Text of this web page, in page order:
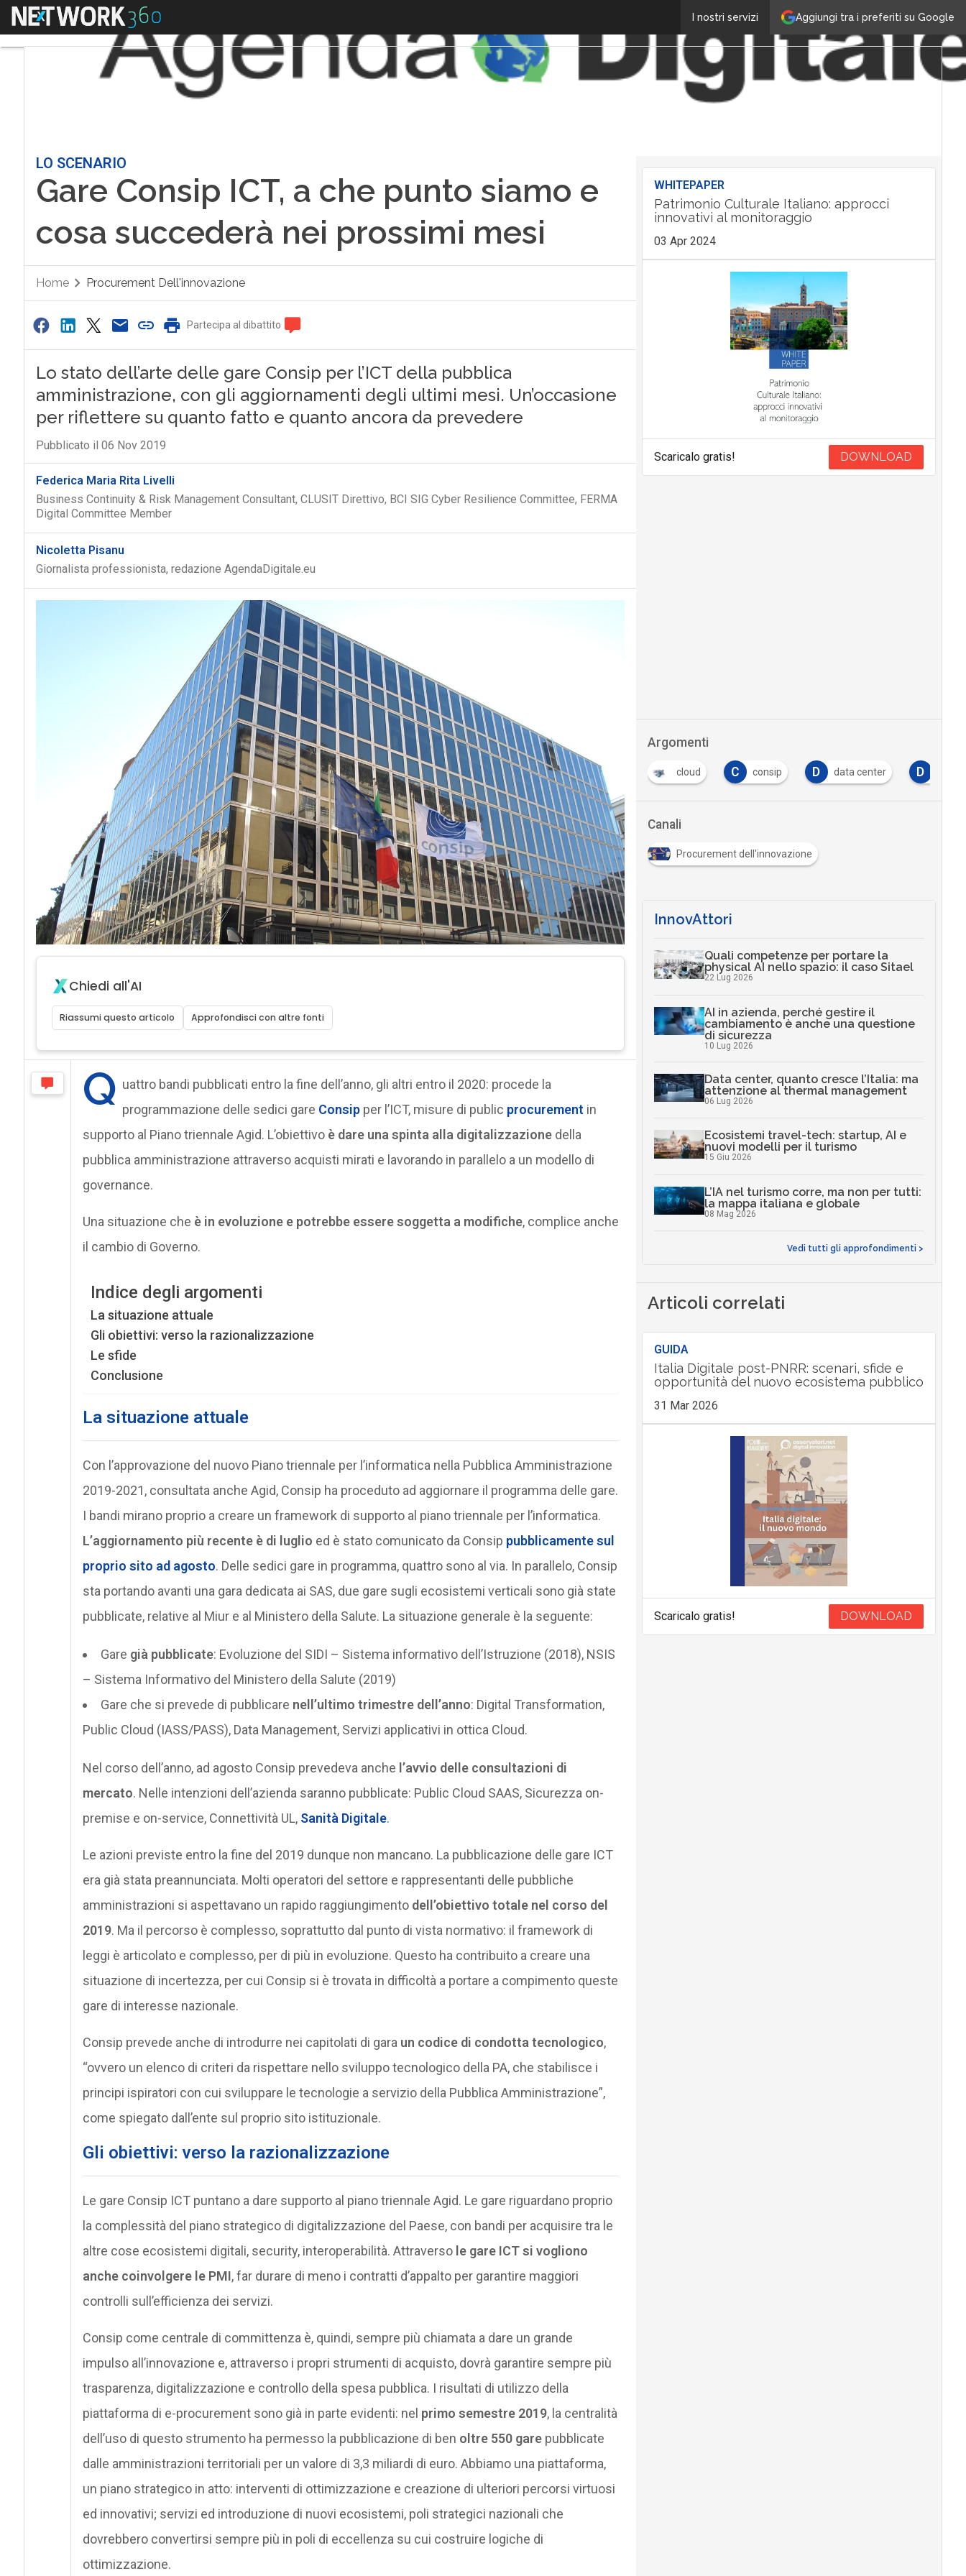
Aggiungi tra i preferiti su Google
I nostri servizi
Menu
LO SCENARIO
Gare Consip ICT, a che punto siamo e
cosa succederà nei prossimi mesi
Home Procurement Dell'innovazione
Partecipa al dibattito
Lo stato dell’arte delle gare Consip per l’ICT della pubblica
amministrazione, con gli aggiornamenti degli ultimi mesi. Un’occasione
per riflettere su quanto fatto e quanto ancora da prevedere
Pubblicato il 06 Nov 2019
Federica Maria Rita Livelli
Business Continuity & Risk Management Consultant, CLUSIT Direttivo, BCI SIG Cyber Resilience Committee, FERMA
Digital Committee Member
Nicoletta Pisanu
Giornalista professionista, redazione AgendaDigitale.eu
Chiedi all'AI
Riassumi questo articolo Approfondisci con altre fonti
Q uattro bandi pubblicati entro la fine dell’anno, gli altri entro il 2020: procede la
programmazione delle sedici gare Consipper l’ICT, misure di public procurement in
supporto al Piano triennale Agid. L’obiettivo è dare una spinta alla digitalizzazionedella
pubblica amministrazione attraverso acquisti mirati e lavorando in parallelo a un modello di
governance.
Una situazione che è in evoluzione e potrebbe essere soggetta a modifiche, complice anche
il cambio di Governo.
Indice degli argomenti
La situazione attuale
Gli obiettivi: verso la razionalizzazione
Le sfide
Conclusione
La situazione attuale
Con l’approvazione del nuovo Piano triennale per l’informatica nella Pubblica Amministrazione
2019-2021, consultata anche Agid, Consip ha proceduto ad aggiornare il programma delle gare.
I bandi mirano proprio a creare un framework di supporto al piano triennale per l’informatica.
L’aggiornamento più recente è di luglio ed è stato comunicato da Consip pubblicamente sul
proprio sito ad agosto. Delle sedici gare in programma, quattro sono al via. In parallelo, Consip
sta portando avanti una gara dedicata ai SAS, due gare sugli ecosistemi verticali sono già state
pubblicate, relative al Miur e al Ministero della Salute. La situazione generale è la seguente:
Gare già pubblicate: Evoluzione del SIDI – Sistema informativo dell’Istruzione (2018), NSIS
– Sistema Informativo del Ministero della Salute (2019)
Gare che si prevede di pubblicare nell’ultimo trimestre dell’anno: Digital Transformation,
Public Cloud (IASS/PASS), Data Management, Servizi applicativi in ottica Cloud.
Nel corso dell’anno, ad agosto Consip prevedeva anche l’avvio delle consultazioni di
mercato. Nelle intenzioni dell’azienda saranno pubblicate: Public Cloud SAAS, Sicurezza on-
premise e on-service, Connettività UL, Sanità Digitale.
Le azioni previste entro la fine del 2019 dunque non mancano. La pubblicazione delle gare ICT
era già stata preannunciata. Molti operatori del settore e rappresentanti delle pubbliche
amministrazioni si aspettavano un rapido raggiungimento dell’obiettivo totale nel corso del
2019. Ma il percorso è complesso, soprattutto dal punto di vista normativo: il framework di
leggi è articolato e complesso, per di più in evoluzione. Questo ha contribuito a creare una
situazione di incertezza, per cui Consip si è trovata in difficoltà a portare a compimento queste
gare di interesse nazionale.
Consip prevede anche di introdurre nei capitolati di gara un codice di condotta tecnologico,
“ovvero un elenco di criteri da rispettare nello sviluppo tecnologico della PA, che stabilisce i
principi ispiratori con cui sviluppare le tecnologie a servizio della Pubblica Amministrazione”,
come spiegato dall’ente sul proprio sito istituzionale.
Gli obiettivi: verso la razionalizzazione
Le gare Consip ICT puntano a dare supporto al piano triennale Agid. Le gare riguardano proprio
la complessità del piano strategico di digitalizzazione del Paese, con bandi per acquisire tra le
altre cose ecosistemi digitali, security, interoperabilità. Attraverso le gare ICT si vogliono
anche coinvolgere le PMI, far durare di meno i contratti d’appalto per garantire maggiori
controlli sull’efficienza dei servizi.
Consip come centrale di committenza è, quindi, sempre più chiamata a dare un grande
impulso all’innovazione e, attraverso i propri strumenti di acquisto, dovrà garantire sempre più
trasparenza, digitalizzazione e controllo della spesa pubblica. I risultati di utilizzo della
piattaforma di e-procurement sono già in parte evidenti: nel primo semestre 2019, la centralità
dell’uso di questo strumento ha permesso la pubblicazione di ben oltre 550 garepubblicate
dalle amministrazioni territoriali per un valore di 3,3 miliardi di euro. Abbiamo una piattaforma,
un piano strategico in atto: interventi di ottimizzazione e creazione di ulteriori percorsi virtuosi
ed innovativi; servizi ed introduzione di nuovi ecosistemi, poli strategici nazionali che
dovrebbero convertirsi sempre più in poli di eccellenza su cui costruire logiche di
ottimizzazione.
WHITEPAPER
Patrimonio Culturale Italiano: approcci
innovativi al monitoraggio
03 Apr 2024
Scaricalo gratis! DOWNLOAD
Argomenti
Agid Agenzia per l'Italia Digitale cloud C consip D data center D
Canali
Procurement dell'innovazione
InnovAttori
Quali competenze per portare la
physical AI nello spazio: il caso Sitael
22 Lug 2026
AI in azienda, perché gestire il
cambiamento è anche una questione
di sicurezza
10 Lug 2026
Data center, quanto cresce l’Italia: ma
attenzione al thermal management
06 Lug 2026
Ecosistemi travel-tech: startup, AI e
nuovi modelli per il turismo
15 Giu 2026
L’IA nel turismo corre, ma non per tutti:
la mappa italiana e globale
08 Mag 2026
Vedi tutti gli approfondimenti >
Articoli correlati
GUIDA
Italia Digitale post-PNRR: scenari, sfide e
opportunità del nuovo ecosistema pubblico
31 Mar 2026
Scaricalo gratis! DOWNLOAD